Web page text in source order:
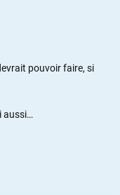
pouvoir faire, si
aussi…